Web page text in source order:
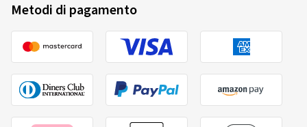
Metodi di pagamento